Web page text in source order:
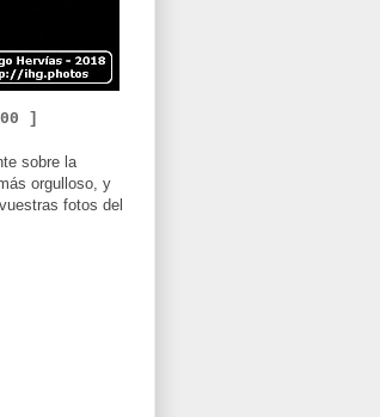
00 ]
sobre la
orgulloso, y
fotos del